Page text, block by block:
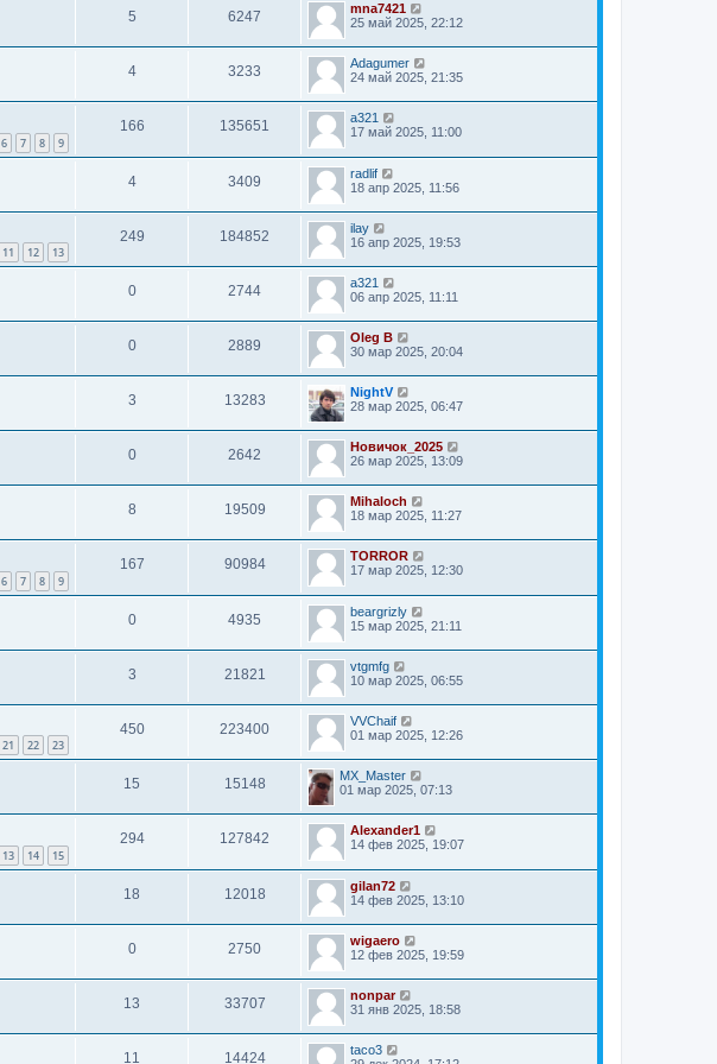
5 6247
mna7421
25 май 2025, 22:12
4 3233
Adagumer
24 май 2025, 21:35
6 7 8 9
166 135651
a321
17 май 2025, 11:00
4 3409
radlif
18 апр 2025, 11:56
11 12 13
249 184852
ilay
16 апр 2025, 19:53
0 2744
a321
06 апр 2025, 11:11
0 2889
Oleg B
30 мар 2025, 20:04
3 13283
NightV
28 мар 2025, 06:47
0 2642
Новичок_2025
26 мар 2025, 13:09
8 19509
Mihaloch
18 мар 2025, 11:27
6 7 8 9
167 90984
TORROR
17 мар 2025, 12:30
0 4935
beargrizly
15 мар 2025, 21:11
3 21821
vtgmfg
10 мар 2025, 06:55
21 22 23
450 223400
VVChaif
01 мар 2025, 12:26
15 15148
MX_Master
01 мар 2025, 07:13
13 14 15
294 127842
Alexander1
14 фев 2025, 19:07
18 12018
gilan72
14 фев 2025, 13:10
0 2750
wigaero
12 фев 2025, 19:59
13 33707
nonpar
31 янв 2025, 18:58
11 14424
taco3